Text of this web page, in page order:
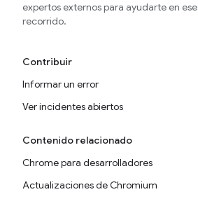
expertos externos para ayudarte en ese
recorrido.
Contribuir
Informar un error
Ver incidentes abiertos
Contenido relacionado
Chrome para desarrolladores
Actualizaciones de Chromium